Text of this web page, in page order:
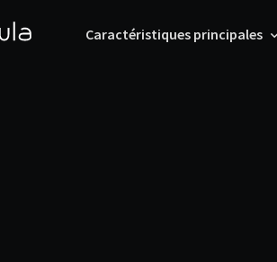
Caractéristiques principales